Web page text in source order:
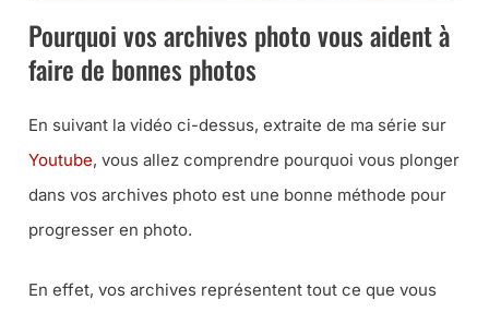
Pourquoi vos archives photo vous aident à
faire de bonnes photos
En suivant la vidéo ci-dessus, extraite de ma série sur
Youtube, vous allez comprendre pourquoi vous plonger
dans vos archives photo est une bonne méthode pour
progresser en photo.
En effet, vos archives représentent tout ce que vous